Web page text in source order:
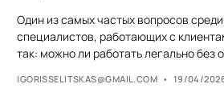
Один из самых частых вопросов
специалистов, работающих с
так: можно ли работать легально без
IGORISSELITSKAS@GMAIL.COM 19/04/